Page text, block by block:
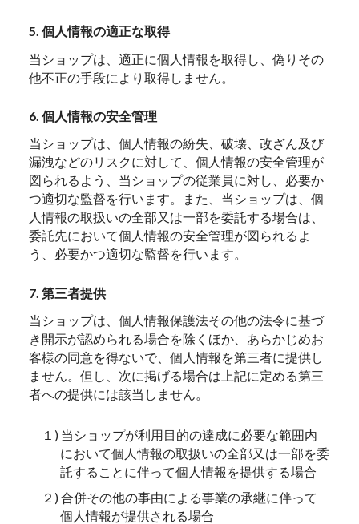
5. 個人情報の適正な取得
当ショップは、適正に個人情報を取得し、偽りその
他不正の手段により取得しません。
6. 個人情報の安全管理
当ショップは、個人情報の紛失、破壊、改ざん及び
漏洩などのリスクに対して、個人情報の安全管理が
図られるよう、当ショップの従業員に対し、必要か
つ適切な監督を行います。また、当ショップは、個
人情報の取扱いの全部又は一部を委託する場合は、
委託先において個人情報の安全管理が図られるよ
う、必要かつ適切な監督を行います。
7. 第三者提供
当ショップは、個人情報保護法その他の法令に基づ
き開示が認められる場合を除くほか、あらかじめお
客様の同意を得ないで、個人情報を第三者に提供し
ません。但し、次に掲げる場合は上記に定める第三
者への提供には該当しません。
１) 当ショップが利用目的の達成に必要な範囲内
において個人情報の取扱いの全部又は一部を委
託することに伴って個人情報を提供する場合
２) 合併その他の事由による事業の承継に伴って
個人情報が提供される場合